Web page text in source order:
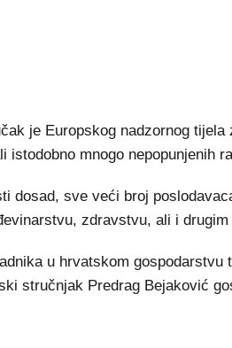
je Europskog nadzornog tijela
mnogo nepopunjenih
dosad, sve veći broj
zdravstvu, ali i
u hrvatskom gospodarstvu
stručnjak Predrag Bejaković